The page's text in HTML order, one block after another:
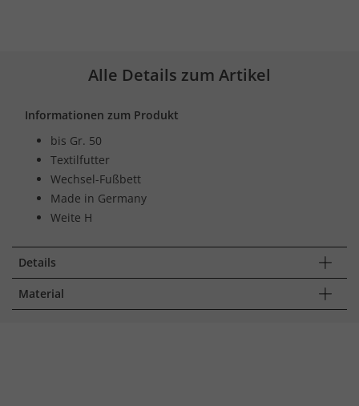
Alle Details zum Artikel
Informationen zum Produkt
bis Gr. 50
Textilfutter
Wechsel-Fußbett
Made in Germany
Weite H
Details
Material